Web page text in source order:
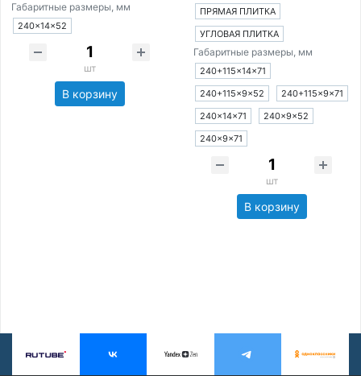
Габаритные размеры, мм
240×14×52
шт
В корзину
ПРЯМАЯ ПЛИТКА
УГЛОВАЯ ПЛИТКА
Габаритные размеры, мм
240+115×14×71
240+115×9×52
240+115×9×71
240×14×71
240×9×52
240×9×71
шт
В корзину